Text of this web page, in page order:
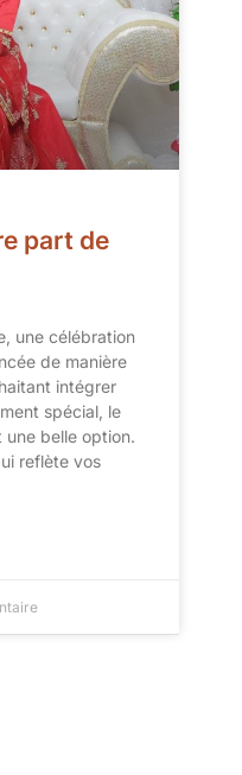
part de
une célébration
de manière
intégrer
spécial, le
belle option.
reflète vos